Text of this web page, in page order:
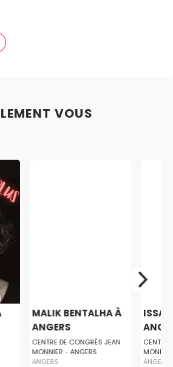
VOUS
MALIK BENTALHA À
ANGERS
CENTRE DE CONGRÈS JEAN
MONNIER - ANGERS
ANGERS
ISSA
CENTRE
ANGERS